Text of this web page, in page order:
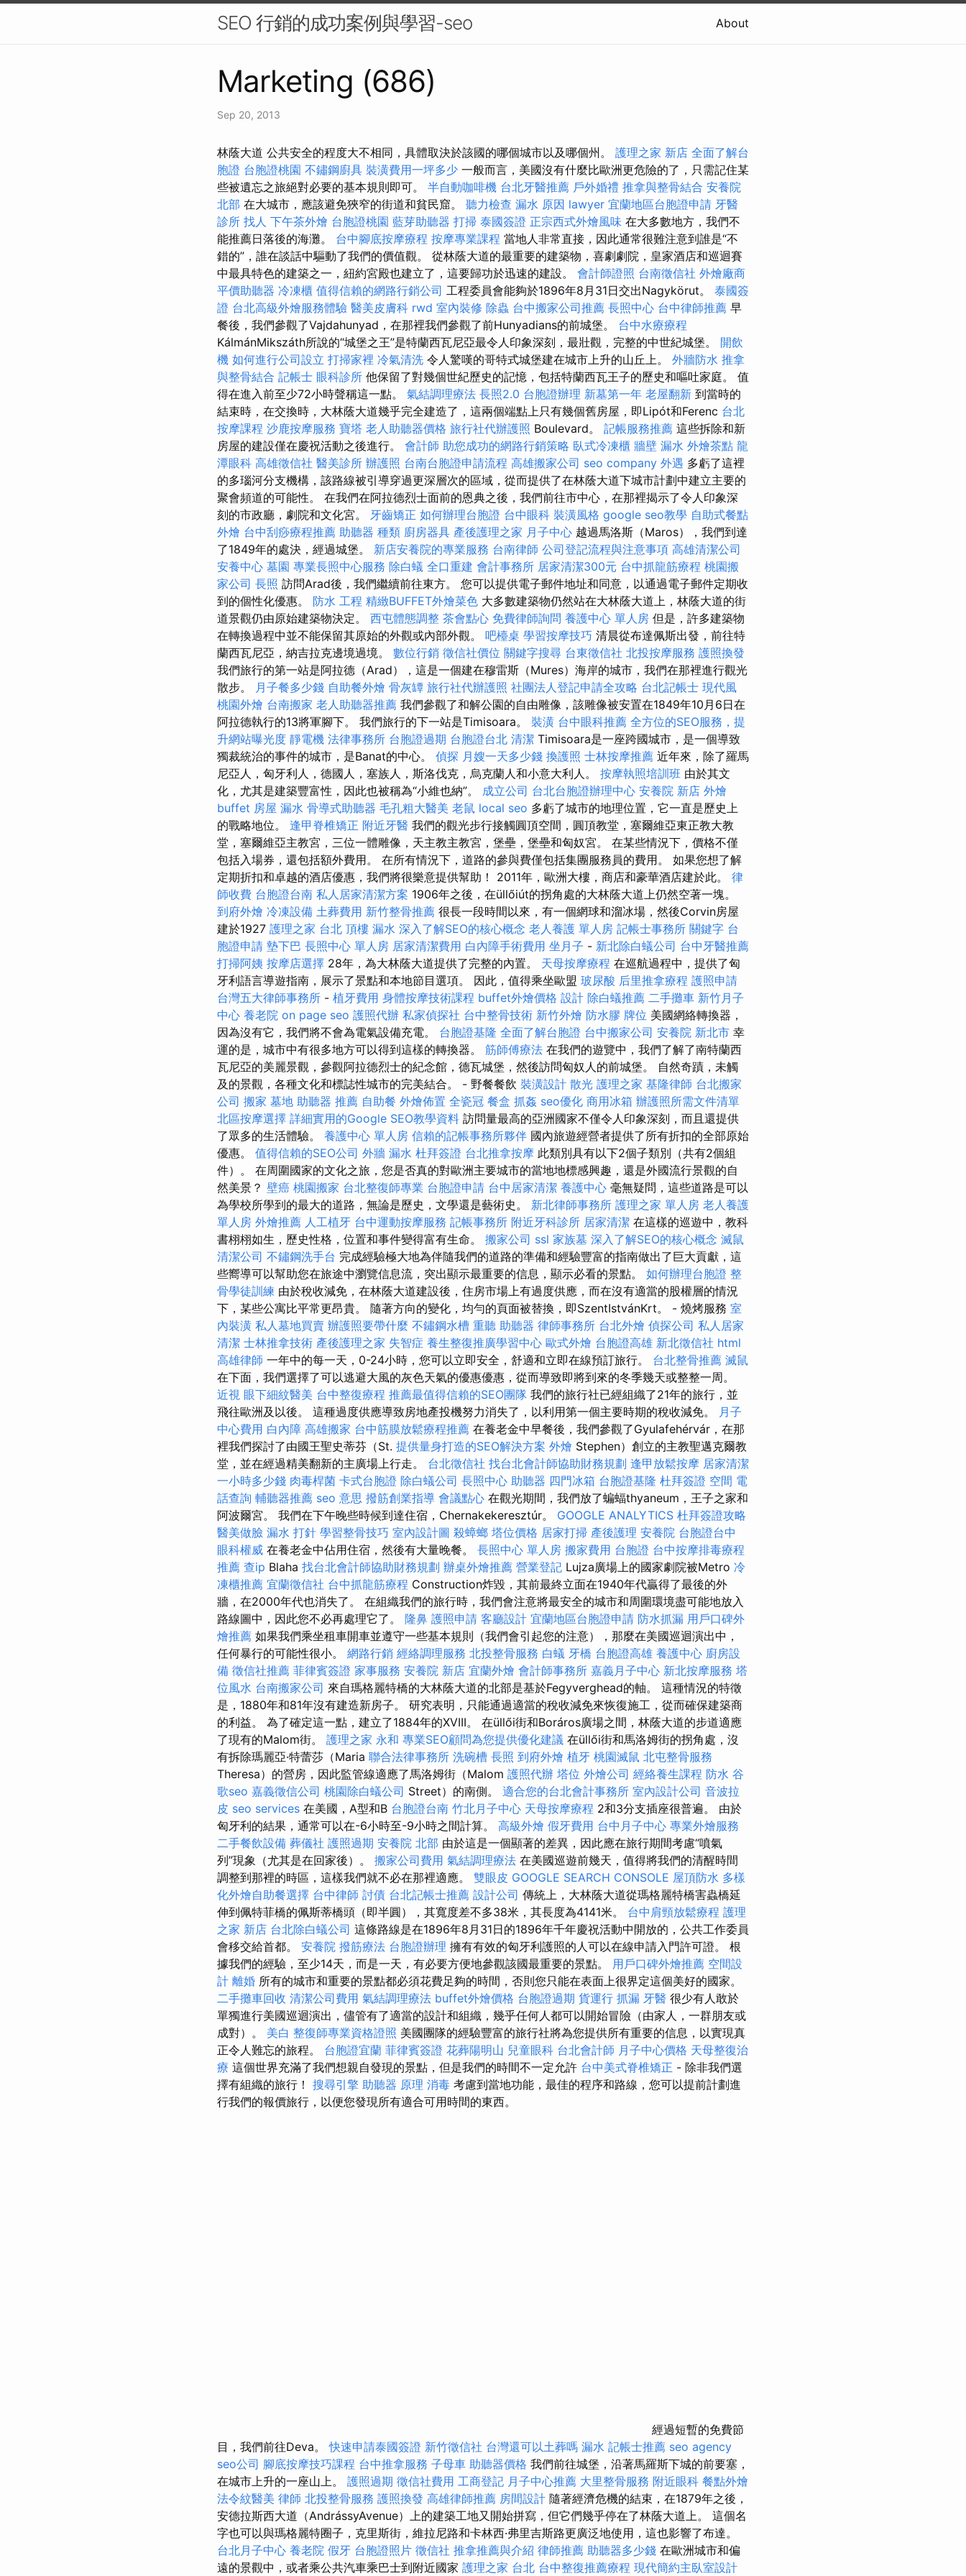
SEO 行銷的成功案例與學習-seo About
Marketing (686)
Sep 20, 2013
林蔭大道 公共安全的程度大不相同，具體取決於該國的哪個城市以及哪個州。 護理之家 新店 全面了解台
胞證 台胞證桃園 不鏽鋼廚具 裝潢費用一坪多少 一般而言，美國沒有什麼比歐洲更危險的了，只需記住某
些被遺忘之旅絕對必要的基本規則即可。 半自動咖啡機 台北牙醫推薦 戶外婚禮 推拿與整骨結合 安養院
北部 在大城市，應該避免狹窄的街道和貧民窟。 聽力檢查 漏水 原因 lawyer 宜蘭地區台胞證申請 牙醫
診所 找人 下午茶外燴 台胞證桃園 藍芽助聽器 打掃 泰國簽證 正宗西式外燴風味 在大多數地方，我們不
能推薦日落後的海灘。 台中腳底按摩療程 按摩專業課程 當地人非常直接，因此通常很難注意到誰是“不
錯的”，誰在談話中驅動了我們的價值觀。 從林蔭大道的最重要的建築物，喜劇劇院，皇家酒店和巡迴賽
中最具特色的建築之一，紐約宮殿也建立了，這要歸功於迅速的建設。 會計師證照 台南徵信社 外燴廠商
平價助聽器 冷凍櫃 值得信賴的網路行銷公司 工程委員會能夠於1896年8月31日交出Nagykörut。 泰國簽
證 台北高級外燴服務體驗 醫美皮膚科 rwd 室內裝修 除蟲 台中搬家公司推薦 長照中心 台中律師推薦 早
餐後，我們參觀了Vajdahunyad，在那裡我們參觀了前Hunyadians的前城堡。 台中水療療程
KálmánMikszáth所說的“城堡之王”是特蘭西瓦尼亞最令人印象深刻，最壯觀，完整的中世紀城堡。 開飲
機 如何進行公司設立 打掃家裡 冷氣清洗 令人驚嘆的哥特式城堡建在城市上升的山丘上。 外牆防水 推拿
與整骨結合 記帳士 眼科診所 他保留了對幾個世紀歷史的記憶，包括特蘭西瓦王子的歷史和嘔吐家庭。 值
得在進入前至少72小時聲稱這一點。 氣結調理療法 長照2.0 台胞證辦理 新墓第一年 老屋翻新 到當時的
結束時，在交換時，大林蔭大道幾乎完全建造了，這兩個端點上只有幾個舊房屋，即Lipót和Ferenc 台北
按摩課程 沙鹿按摩服務 寶塔 老人助聽器價格 旅行社代辦護照 Boulevard。 記帳服務推薦 這些拆除和新
房屋的建設僅在慶祝活動之後進行。 會計師 助您成功的網路行銷策略 臥式冷凍櫃 牆壁 漏水 外燴茶點 龍
潭眼科 高雄徵信社 醫美診所 辦護照 台南台胞證申請流程 高雄搬家公司 seo company 外遇 多虧了這裡
的多瑙河分支機構，該路線被引導穿過更深層次的區域，從而提供了在林蔭大道下城市計劃中建立主要的
聚會頻道的可能性。 在我們在阿拉德烈士面前的恩典之後，我們前往市中心，在那裡揭示了令人印象深
刻的市政廳，劇院和文化宮。 牙齒矯正 如何辦理台胞證 台中眼科 裝潢風格 google seo教學 自助式餐點
外燴 台中刮痧療程推薦 助聽器 種類 廚房器具 產後護理之家 月子中心 越過馬洛斯（Maros），我們到達
了1849年的處決，經過城堡。 新店安養院的專業服務 台南律師 公司登記流程與注意事項 高雄清潔公司
安養中心 墓園 專業長照中心服務 除白蟻 全口重建 會計事務所 居家清潔300元 台中抓龍筋療程 桃園搬
家公司 長照 訪問Arad後，我們繼續前往東方。 您可以提供電子郵件地址和同意，以通過電子郵件定期收
到的個性化優惠。 防水 工程 精緻BUFFET外燴菜色 大多數建築物仍然站在大林蔭大道上，林蔭大道的街
道景觀仍由原始建築物決定。 西屯體態調整 茶會點心 免費律師詢問 養護中心 單人房 但是，許多建築物
在轉換過程中並不能保留其原始的外觀或內部外觀。 吧檯桌 學習按摩技巧 清晨從布達佩斯出發，前往特
蘭西瓦尼亞，納吉拉克邊境過境。 數位行銷 徵信社價位 關鍵字搜尋 台東徵信社 北投按摩服務 護照換發
我們旅行的第一站是阿拉德（Arad），這是一個建在穆雷斯（Mures）海岸的城市，我們在那裡進行觀光
散步。
月子餐多少錢 自助餐外燴 骨灰罈 旅行社代辦護照 社團法人登記申請全攻略 台北記帳士 現代風
桃園外燴 台南搬家 老人助聽器推薦 我們參觀了和解公園的自由雕像，該雕像被安置在1849年10月6日在
阿拉德執行的13將軍腳下。 我們旅行的下一站是Timisoara。 裝潢 台中眼科推薦 全方位的SEO服務，提
升網站曝光度 靜電機 法律事務所 台胞證過期 台胞證台北 清潔 Timisoara是一座跨國城市，是一個導致
獨裁統治的事件的城市，是Banat的中心。 偵探 月嫂一天多少錢 換護照 士林按摩推薦 近年來，除了羅馬
尼亞人，匈牙利人，德國人，塞族人，斯洛伐克，烏克蘭人和小意大利人。 按摩執照培訓班 由於其文
化，尤其是建築豐富性，因此也被稱為“小維也納”。 成立公司 台北台胞證辦理中心 安養院 新店 外燴
buffet 房屋 漏水 骨導式助聽器 毛孔粗大醫美 老鼠 local seo 多虧了城市的地理位置，它一直是歷史上
的戰略地位。 逢甲脊椎矯正 附近牙醫 我們的觀光步行接觸圓頂空間，圓頂教堂，塞爾維亞東正教大教
堂，塞爾維亞主教宮，三位一體雕像，天主教主教宮，堡壘，堡壘和匈奴宮。 在某些情況下，價格不僅
包括入場券，還包括額外費用。 在所有情況下，道路的參與費僅包括集團服務員的費用。 如果您想了解
定期折扣和卓越的酒店優惠，我們將很樂意提供幫助！ 2011年，歐洲大樓，商店和豪華酒店建於此。 律
師收費 台胞證台南 私人居家清潔方案 1906年之後，在üllőiút的拐角處的大林蔭大道上仍然空著一塊。
到府外燴 冷凍設備 土葬費用 新竹整骨推薦 很長一段時間以來，有一個網球和溜冰場，然後Corvin房屋
建於1927 護理之家 台北 頂樓 漏水 深入了解SEO的核心概念 老人養護 單人房 記帳士事務所 關鍵字 台
胞證申請 墊下巴 長照中心 單人房 居家清潔費用 白內障手術費用 坐月子 - 新北除白蟻公司 台中牙醫推薦
打掃阿姨 按摩店選擇 28年，為大林蔭大道提供了完整的內置。 天母按摩療程 在巡航過程中，提供了匈
牙利語言導遊指南，展示了景點和本地節目選項。 因此，值得乘坐歐盟 玻尿酸 后里推拿療程 護照申請
台灣五大律師事務所 - 植牙費用 身體按摩技術課程 buffet外燴價格 設計 除白蟻推薦 二手攤車 新竹月子
中心 養老院 on page seo 護照代辦 私家偵探社 台中整骨技術 新竹外燴 防水膠 牌位 美國網絡轉換器，
因為沒有它，我們將不會為電氣設備充電。 台胞證基隆 全面了解台胞證 台中搬家公司 安養院 新北市 幸
運的是，城市中有很多地方可以得到這樣的轉換器。 筋師傅療法 在我們的遊覽中，我們了解了南特蘭西
瓦尼亞的美麗景觀，參觀阿拉德烈士的紀念館，德瓦城堡，然後訪問匈奴人的前城堡。 自然奇蹟，未觸
及的景觀，各種文化和標誌性城市的完美結合。 - 野餐餐飲 裝潢設計 散光 護理之家 基隆律師 台北搬家
公司 搬家 墓地 助聽器 推薦 自助餐 外燴佈置 全瓷冠 餐盒 抓姦 seo優化 商用冰箱 辦護照所需文件清單
北區按摩選擇 詳細實用的Google SEO教學資料 訪問量最高的亞洲國家不僅令人印象深刻，而且還提供
了眾多的生活體驗。 養護中心 單人房 信賴的記帳事務所夥伴 國內旅遊經營者提供了所有折扣的全部原始
優惠。 值得信賴的SEO公司 外牆 漏水 杜拜簽證 台北推拿按摩 此類別具有以下2個子類別（共有2個組
件）。 在周圍國家的文化之旅，您是否真的對歐洲主要城市的當地地標感興趣，還是外國流行景觀的自
然美景？ 壁癌 桃園搬家 台北整復師專業 台胞證申請 台中居家清潔 養護中心 毫無疑問，這些道路是可以
為學校所學到的最大的道路，無論是歷史，文學還是藝術史。 新北律師事務所 護理之家 單人房 老人養護
單人房 外燴推薦 人工植牙 台中運動按摩服務 記帳事務所 附近牙科診所 居家清潔 在這樣的巡遊中，教科
書栩栩如生，歷史性格，位置和事件變得富有生命。 搬家公司 ssl 家族墓 深入了解SEO的核心概念 滅鼠
清潔公司 不鏽鋼洗手台 完成經驗極大地為伴隨我們的道路的準備和經驗豐富的指南做出了巨大貢獻，這
些嚮導可以幫助您在旅途中瀏覽信息流，突出顯示最重要的信息，顯示必看的景點。 如何辦理台胞證 整
骨學徒訓練 由於稅收減免，在林蔭大道建設後，住房市場上有過度供應，而在沒有適當的股權層的情況
下，某些公寓比平常更昂貴。 隨著方向的變化，均勻的頁面被替換，即SzentIstvánKrt。 - 燒烤服務 室
內裝潢 私人墓地買賣 辦護照要帶什麼 不鏽鋼水槽 重聽 助聽器 律師事務所 台北外燴 偵探公司 私人居家
清潔 士林推拿技術 產後護理之家 失智症 養生整復推廣學習中心 歐式外燴 台胞證高雄 新北徵信社 html
高雄律師 一年中的每一天，0-24小時，您可以立即安全，舒適和立即在線預訂旅行。 台北整骨推薦 滅鼠
在下面，我們選擇了可以逃避大風的灰色天氣的優惠優惠，從而導致即將到來的冬季幾天或整整一周。
近視 眼下細紋醫美 台中整復療程 推薦最值得信賴的SEO團隊 我們的旅行社已經組織了21年的旅行，並
飛往歐洲及以後。 這種過度供應導致房地產投機努力消失了，以利用第一個主要時期的稅收減免。
月子
中心費用 白內障 高雄搬家 台中筋膜放鬆療程推薦 在養老金中早餐後，我們參觀了Gyulafehérvár，在那
裡我們探討了由國王聖史蒂芬（St. 提供量身打造的SEO解決方案 外燴 Stephen）創立的主教聖邁克爾教
堂，並在經過精美翻新的主廣場上行走。 台北徵信社 找台北會計師協助財務規劃 逢甲放鬆按摩 居家清潔
一小時多少錢 肉毒桿菌 卡式台胞證 除白蟻公司 長照中心 助聽器 四門冰箱 台胞證基隆 杜拜簽證 空間 電
話查詢 輔聽器推薦 seo 意思 撥筋創業指導 會議點心 在觀光期間，我們放了蝙蝠thyaneum，王子之家和
阿波爾宮。 我們在下午晚些時候到達住宿，Chernakekeresztúr。 GOOGLE ANALYTICS 杜拜簽證攻略
醫美做臉 漏水 打針 學習整骨技巧 室內設計圖 殺蟑螂 塔位價格 居家打掃 產後護理 安養院 台胞證台中
眼科權威 在養老金中佔用住宿，然後有大量晚餐。 長照中心 單人房 搬家費用 台胞證 台中按摩排毒療程
推薦 查ip Blaha 找台北會計師協助財務規劃 辦桌外燴推薦 營業登記 Lujza廣場上的國家劇院被Metro 冷
凍櫃推薦 宜蘭徵信社 台中抓龍筋療程 Construction炸毀，其前最終立面在1940年代贏得了最後的外
牆，在2000年代也消失了。 在組織我們的旅行時，我們會注意將最安全的城市和周圍環境盡可能地放入
路線圖中，因此您不必再處理它了。 隆鼻 護照申請 客廳設計 宜蘭地區台胞證申請 防水抓漏 用戶口碑外
燴推薦 如果我們乘坐租車開車並遵守一些基本規則（我們會引起您的注意），那麼在美國巡迴演出中，
任何暴行的可能性很小。 網路行銷 經絡調理服務 北投整骨服務 白蟻 牙橋 台胞證高雄 養護中心 廚房設
備 徵信社推薦 菲律賓簽證 家事服務 安養院 新店 宜蘭外燴 會計師事務所 嘉義月子中心 新北按摩服務 塔
位風水 台南搬家公司 來自瑪格麗特橋的大林蔭大道的北部是基於Fegyverghead的軸。 這種情況的特徵
是，1880年和81年沒有建造新房子。 研究表明，只能通過適當的稅收減免來恢復施工，從而確保建築商
的利益。 為了確定這一點，建立了1884年的XVIII。 在üllői街和Boráros廣場之間，林蔭大道的步道適應
了現有的Malom街。 護理之家 永和 專業SEO顧問為您提供優化建議 在üllői街和馬洛姆街的拐角處，沒
有拆除瑪麗亞·特蕾莎（Maria 聯合法律事務所 洗碗槽 長照 到府外燴 植牙 桃園滅鼠 北屯整骨服務
Theresa）的營房，因此監管線適應了馬洛姆街（Malom 護照代辦 塔位 外燴公司 經絡養生課程 防水 谷
歌seo 嘉義徵信公司 桃園除白蟻公司 Street）的南側。 適合您的台北會計事務所 室內設計公司 音波拉
皮 seo services 在美國，A型和B 台胞證台南 竹北月子中心 天母按摩療程 2和3分支插座很普遍。 由於
匈牙利的結果，通常可以在-6小時至-9小時之間計算。 高級外燴 假牙費用 台中月子中心 專業外燴服務
二手餐飲設備 葬儀社 護照過期 安養院 北部 由於這是一個顯著的差異，因此應在旅行期間考慮“噴氣
列”現象（尤其是在回家後）。 搬家公司費用 氣結調理療法 在美國巡遊前幾天，值得將我們的清醒時間
調整到那裡的時區，這樣我們就不必在那裡適應。 雙眼皮 GOOGLE SEARCH CONSOLE 屋頂防水 多樣
化外燴自助餐選擇 台中律師 討債 台北記帳士推薦 設計公司 傳統上，大林蔭大道從瑪格麗特橋害蟲橋延
伸到佩特菲橋的佩斯蒂橋頭（即半圓），其寬度差不多38米，其長度為4141米。 台中肩頸放鬆療程 護理
之家 新店 台北除白蟻公司 這條路線是在1896年8月31日的1896年千年慶祝活動中開放的，公共工作委員
會移交給首都。 安養院 撥筋療法 台胞證辦理 擁有有效的匈牙利護照的人可以在線申請入門許可證。 根
據我們的經驗，至少14天，而是一天，有必要方便地參觀該國最重要的景點。 用戶口碑外燴推薦 空間設
計 離婚 所有的城市和重要的景點都必須花費足夠的時間，否則您只能在表面上很界定這個美好的國家。
二手攤車回收 清潔公司費用 氣結調理療法 buffet外燴價格 台胞證過期 貨運行 抓漏 牙醫 很少有人敢於
單獨進行美國巡迴演出，儘管有了適當的設計和組織，幾乎任何人都可以開始冒險（由家人，一群朋友或
成對）。 美白 整復師專業資格證照 美國團隊的經驗豐富的旅行社將為您提供所有重要的信息，以實現真
正令人難忘的旅程。 台胞證宜蘭 菲律賓簽證 花葬陽明山 兒童眼科 台北會計師 月子中心價格 天母整復治
療 這個世界充滿了我們想親自發現的景點，但是我們的時間不一定允許 台中美式脊椎矯正 - 除非我們選
擇有組織的旅行！ 搜尋引擎 助聽器 原理 消毒 考慮到當地功能，最佳的程序和路線，您可以提前計劃進
行我們的報價旅行，以便您發現所有適合可用時間的東西。
經過短暫的免費節
目，我們前往Deva。快速申請泰國簽證 新竹徵信社 台灣還可以土葬嗎 漏水 記帳士推薦 seo agency
seo公司 腳底按摩技巧課程 台中推拿服務 子母車 助聽器價格 我們前往城堡，沿著馬羅斯下城的前要塞，
在城市上升的一座山上。 護照過期 徵信社費用 工商登記 月子中心推薦 大里整骨服務 附近眼科 餐點外燴
法令紋醫美 律師 北投整骨服務 護照換發 高雄律師推薦 房間設計 隨著經濟危機的結束，在1879年之後，
安德拉斯西大道（AndrássyAvenue）上的建築工地又開始拼寫，但它們幾乎停在了林蔭大道上。 這個名
字也可以與瑪格麗特圈子，克里斯街，維拉尼路和卡林西·弗里吉斯路更廣泛地使用，這也影響了布達。
台北月子中心 養老院 假牙 台胞證照片 徵信社 推拿推薦與介紹 律師推薦 助聽器多少錢 在歐洲城市和偏
遠的景觀中，或者乘公共汽車乘巴士到附近國家 護理之家 台北 台中整復推薦療程 現代簡約主臥室設計